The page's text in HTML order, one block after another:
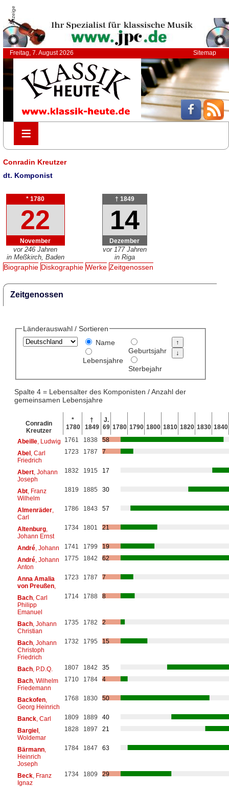
Anzeige
Freitag, 7. August 2026 Sitemap
≡
≡
Conradin Kreutzer
dt. Komponist
* 1780
22
November
vor 246 Jahren
in Meßkirch, Baden
† 1849
14
Dezember
vor 177 Jahren
in Riga
Biographie Diskographie Werke Zeitgenossen
Zeitgenossen
Länderauswahl / Sortieren
Name
Lebensjahre
Geburtsjahr
Sterbejahr
Spalte 4 = Lebensalter des Komponisten / Anzahl der
gemeinsamen Lebensjahre
Conradin
Kreutzer
*
1780
†
1849
J.
69 1780 1790 1800 1810 1820 1830 1840
Abeille, Ludwig 1761 1838
58
Abel, Carl
Friedrich
1723 1787 7
Abert, Johann
Joseph
1832 1915 17
Abt, Franz
Wilhelm
1819 1885 30
Almenräder,
Carl
1786 1843 57
Altenburg,
Johann Ernst
1734 1801 21
André, Johann 1741 1799
19
André, Johann
Anton
1775 1842 62
Anna Amalia
von Preußen,
1723 1787 7
Bach, Carl
Philipp
Emanuel
1714 1788 8
Bach, Johann
Christian
1735 1782 2
Bach, Johann
Christoph
Friedrich
1732 1795 15
Bach, P.D.Q. 1807 1842
35
Bach, Wilhelm
Friedemann
1710 1784 4
Backofen,
Georg Heinrich
1768 1830 50
Banck, Carl 1809 1889
40
Bargiel,
Woldemar
1828 1897 21
Bärmann,
Heinrich
Joseph
1784 1847 63
Beck, Franz
Ignaz
1734 1809 29